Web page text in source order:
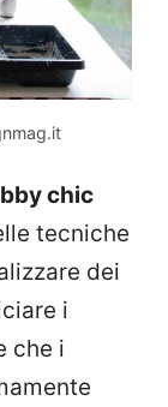
chic
tecniche
dei
i
che i